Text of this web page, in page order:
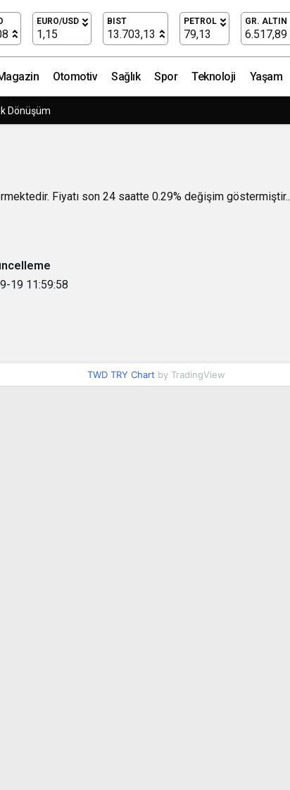
EURO/USD
1,15
BIST
13.703,13
PETROL
79,13
GR. ALTIN
6.517,89
Otomotiv Sağlık Spor Teknoloji Yaşam
Doğum Günü Kutlaması!
Fiyatı son 24 saatte 0.29% değişim göstermiştir..
19 11:59:58
TWD TRY Chart by TradingView